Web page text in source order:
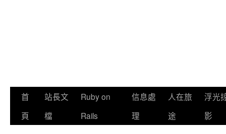
首
頁
站長文
檔
Ruby on
Rails
信息處
理
人在旅
途
浮光
影